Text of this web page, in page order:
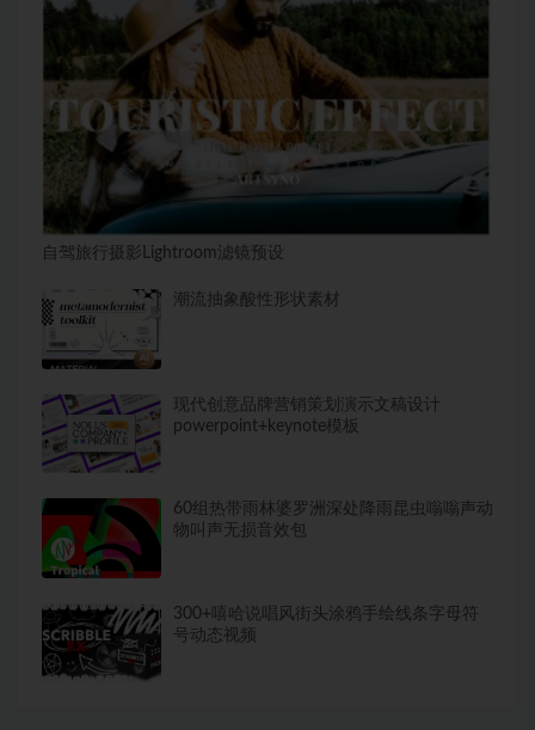
自驾旅行摄影Lightroom滤镜预设
潮流抽象酸性形状素材
现代创意品牌营销策划演示文稿设计
powerpoint+keynote模板
60组热带雨林婆罗洲深处降雨昆虫嗡嗡声动
物叫声无损音效包
300+嘻哈说唱风街头涂鸦手绘线条字母符
号动态视频